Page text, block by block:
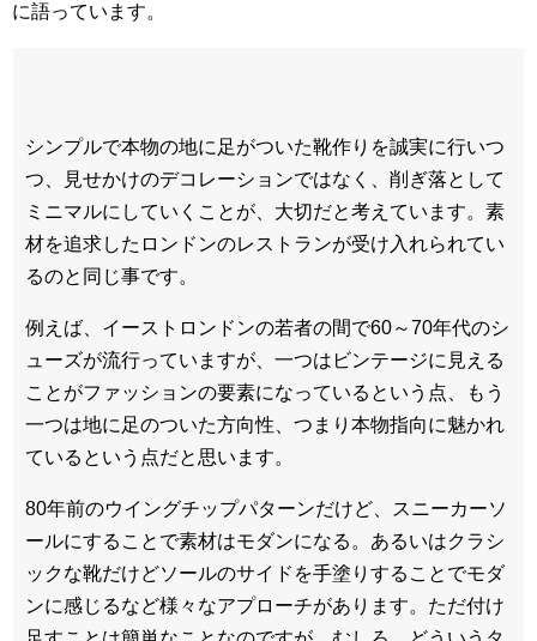
に語っています。
シンプルで本物の地に足がついた靴作りを誠実に行いつ
つ、見せかけのデコレーションではなく、削ぎ落として
ミニマルにしていくことが、大切だと考えています。素
材を追求したロンドンのレストランが受け入れられてい
るのと同じ事です。
例えば、イーストロンドンの若者の間で60～70年代のシ
ューズが流行っていますが、一つはビンテージに見える
ことがファッションの要素になっているという点、もう
一つは地に足のついた方向性、つまり本物指向に魅かれ
ているという点だと思います。
80年前のウイングチップパターンだけど、スニーカーソ
ールにすることで素材はモダンになる。あるいはクラシ
ックな靴だけどソールのサイドを手塗りすることでモダ
ンに感じるなど様々なアプローチがあります。ただ付け